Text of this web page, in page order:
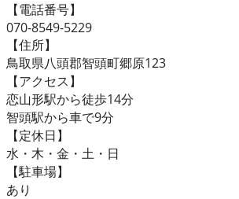
【電話番号】
070-8549-5229
【住所】
鳥取県八頭郡智頭町郷原123
【アクセス】
恋山形駅から徒歩14分
智頭駅から車で9分
【定休日】
水・木・金・土・日
【駐車場】
あり